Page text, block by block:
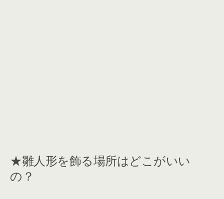
★雛人形を飾る場所はどこがいい
の？